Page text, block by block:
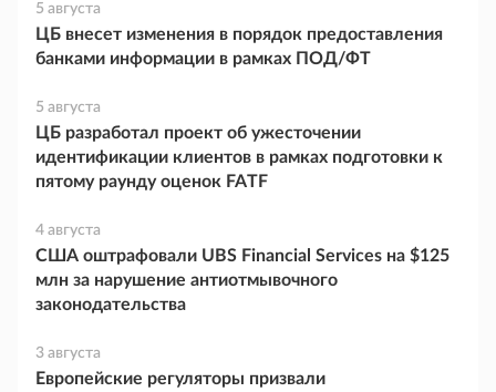
5 августа
ЦБ внесет изменения в порядок предоставления
банками информации в рамках ПОД/ФТ
5 августа
ЦБ разработал проект об ужесточении
идентификации клиентов в рамках подготовки к
пятому раунду оценок FATF
4 августа
США оштрафовали UBS Financial Services на $125
млн за нарушение антиотмывочного
законодательства
3 августа
Европейские регуляторы призвали